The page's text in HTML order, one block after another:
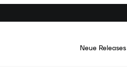
Neue Releases